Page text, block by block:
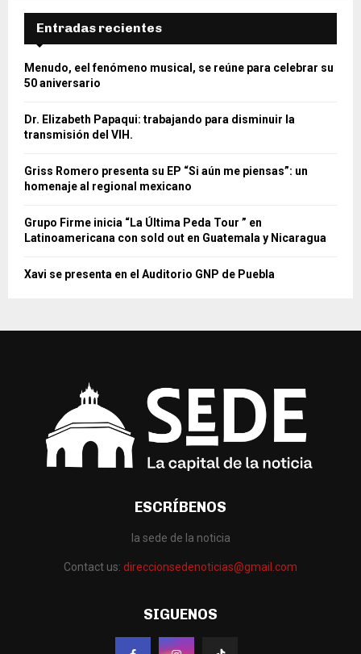
Entradas recientes
Menudo, eel fenómeno musical, se reúne para celebrar su
50 aniversario
Dr. Elizabeth Papaqui: trabajando para disminuir la
transmisión del VIH.
Griss Romero presenta su EP “Si aún me piensas”: un
homenaje al regional mexicano
Grupo Firme inicia “La Última Peda Tour ” en
Latinoamericana con sold out en Guatemala y Nicaragua
Xavi se presenta en el Auditorio GNP de Puebla
ESCRÍBENOS
la sede de la noticia
Contact us: direccionsedenoticias@gmail.com
SIGUENOS